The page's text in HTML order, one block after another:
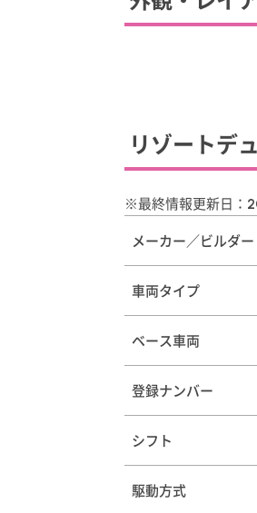
リゾートデ
※最終情報更新日：
メーカー／ビルダー
車両タイプ
ベース車両
登録ナンバー
シフト
駆動方式